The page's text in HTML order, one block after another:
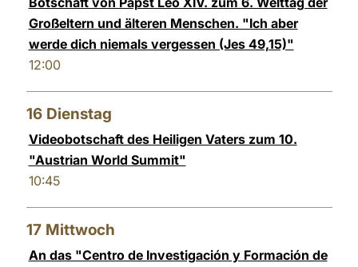
Großeltern und älteren Menschen. "Ich aber
werde dich niemals vergessen (Jes 49,15)"
12:00
16 Dienstag
Videobotschaft des Heiligen Vaters zum 10.
"Austrian World Summit"
10:45
17 Mittwoch
An das "Centro de Investigación y Formación de